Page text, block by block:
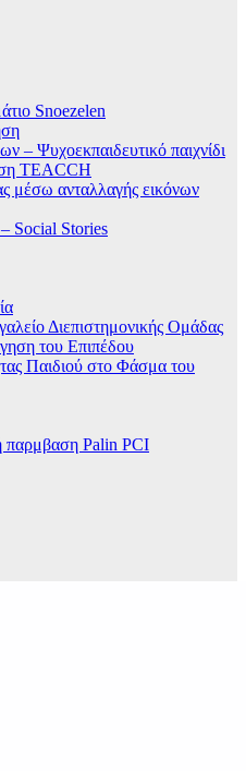
Snoezelen
– Ψυχοεκπαιδευτικό παιχνίδι
TEACCH
μέσω ανταλλαγής εικόνων
– Social Stories
Διεπιστημονικής Ομάδας
του Επιπέδου
Παιδιού στο Φάσμα του
παρμβαση Palin PCI